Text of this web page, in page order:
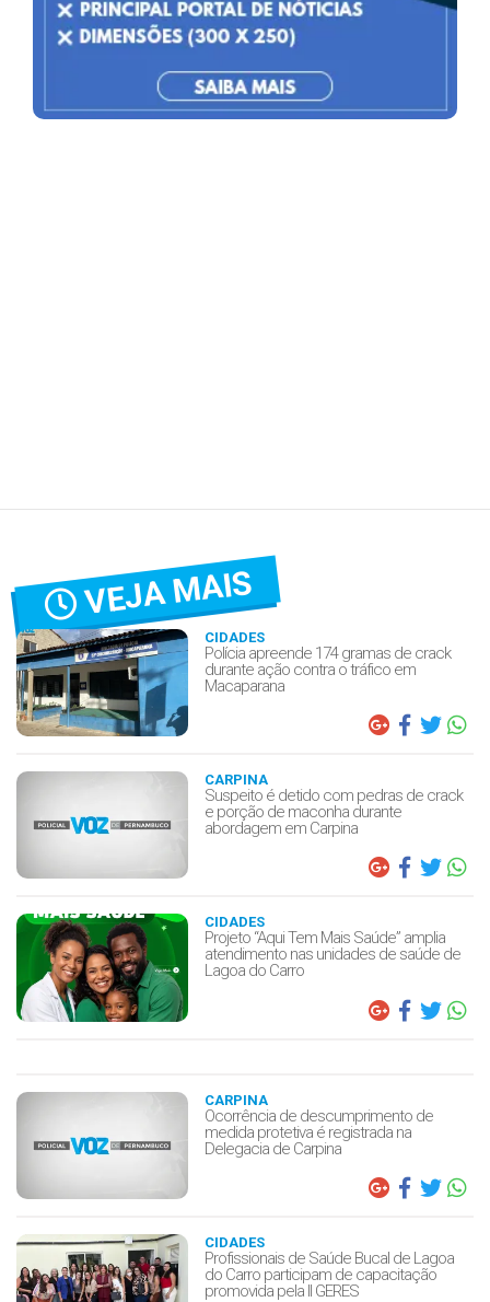
VEJA MAIS
CIDADES
Polícia apreende 174 gramas de crack
durante ação contra o tráfico em
Macaparana
CARPINA
Suspeito é detido com pedras de crack
e porção de maconha durante
abordagem em Carpina
CIDADES
Projeto “Aqui Tem Mais Saúde” amplia
atendimento nas unidades de saúde de
Lagoa do Carro
CARPINA
Ocorrência de descumprimento de
medida protetiva é registrada na
Delegacia de Carpina
CIDADES
Profissionais de Saúde Bucal de Lagoa
do Carro participam de capacitação
promovida pela II GERES